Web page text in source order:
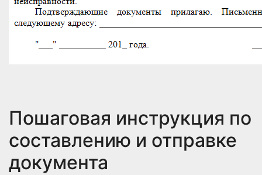
Пошаговая инструкция по
составлению и отправке
документа